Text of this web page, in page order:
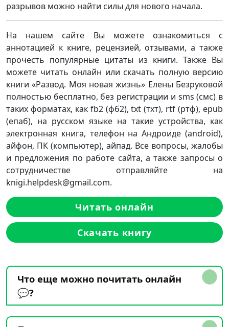
разрывов можно найти силы для нового начала.
На нашем сайте Вы можете ознакомиться с
аннотацией к книге, рецензией, отзывами, а также
прочесть популярные цитаты из книги. Также Вы
можете читать онлайн или скачать полную версию
книги «Развод. Моя новая жизнь» Елены Безруковой
полностью бесплатно, без регистрации и sms (смс) в
таких форматах, как fb2 (фб2), txt (тхт), rtf (ртф), epub
(епаб), на русском языке на такие устройства, как
электронная книга, телефон на Андроиде (android),
айфон, ПК (компьютер), айпад. Все вопросы, жалобы
и предложения по работе сайта, а также запросы о
сотрудничестве отправляйте на
knigi.helpdesk@gmail.com.
Читать онлайн
Скачать книгу
Что еще можно почитать онлайн
💬?